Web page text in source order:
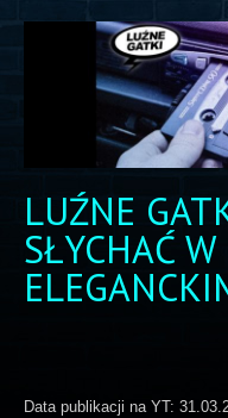
ARCHIWUM
KONTAKT
LOGOWANIE
LUŹNE
SŁYCHAĆ W
Data publikacji na YT: